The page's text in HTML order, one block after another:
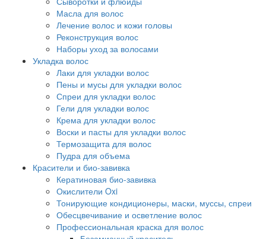
Масла для волос
Лечение волос и кожи головы
Реконструкция волос
Наборы уход за волосами
Укладка волос
Лаки для укладки волос
Пены и мусы для укладки волос
Спреи для укладки волос
Гели для укладки волос
Крема для укладки волос
Воски и пасты для укладки волос
Термозащита для волос
Пудра для объема
Красители и био-завивка
Кератиновая био-завивка
Окислители Oxi
Тонирующие кондиционеры, маски, муссы, спреи
Обесцвечивание и осветление волос
Профессиональная краска для волос